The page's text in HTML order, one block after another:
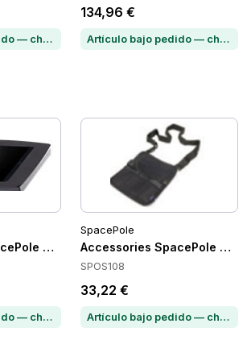
Artículo bajo pedido — chatea para conocer el plazo de entrega
134,96 €
Artículo bajo pedido — chatea para conocer el plazo de entrega
SPAF1000-02
Artículo bajo pedido — chatea para conocer el plazo de entrega
SpacePole
Accessories SpacePole
SPOS108
33,22 €
Artículo bajo pedido — chatea para conocer el plazo de entrega